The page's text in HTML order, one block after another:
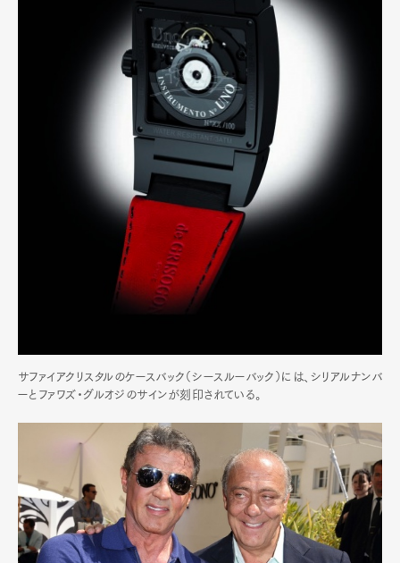
サファイアクリスタルのケースバック（シースルーバック）には、シリアルナンバ
ーとファワズ・グルオジのサインが刻印されている。